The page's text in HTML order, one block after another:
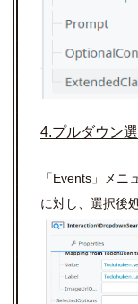
4.プルダウン
「Events」メニ
に対し、選択後